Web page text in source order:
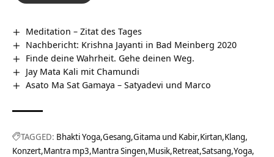
Meditation – Zitat des Tages
Nachbericht: Krishna Jayanti in Bad Meinberg 2020
Finde deine Wahrheit. Gehe deinen Weg.
Jay Mata Kali mit Chamundi
Asato Ma Sat Gamaya – Satyadevi und Marco
TAGGED: Bhakti Yoga Gesang Gitama und Kabir Kirtan Klang
Konzert Mantra mp3 Mantra Singen Musik Retreat Satsang Yoga